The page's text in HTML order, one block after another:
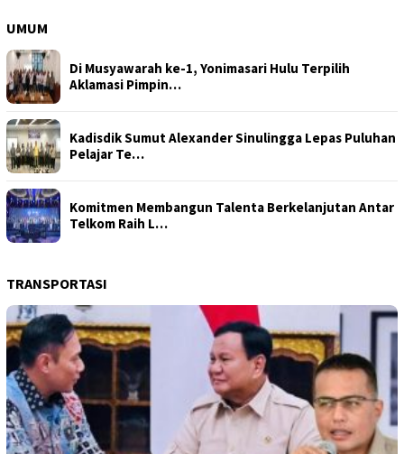
UMUM
Di Musyawarah ke-1, Yonimasari Hulu Terpilih
Aklamasi Pimpin…
Kadisdik Sumut Alexander Sinulingga Lepas Puluhan
Pelajar Te…
Komitmen Membangun Talenta Berkelanjutan Antar
Telkom Raih L…
TRANSPORTASI